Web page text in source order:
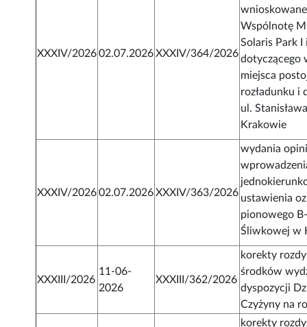
XXXIV/2026 02.07.2026 XXXIV/364/2026
Wspólnotę
Solaris Park I
dotyczącego
miejsca
rozładunku i
ul.
Krakowie
XXXIV/2026 02.07.2026 XXXIV/363/2026
wydania
ustawienia
pionowego
Śliwkowej w
XXXIII/2026
11-06-
2026
XXXIII/362/2026
korekty
środków
dyspozycji
Czyżyny na
korekty